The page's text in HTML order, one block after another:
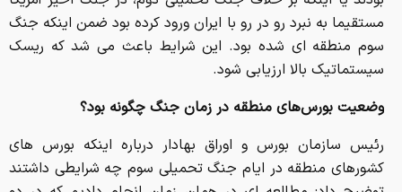
مستقیما به نبرد رو در رو با ایران ورود کرده بود ضمن اینکه جنگ
سوم منطقه ای شده بود. این شرایط باعث می شد که ریسک
سیستماتیک بالا ارزیابی شود.
وضعیت بورس‌های منطقه در زمان جنگ چگونه بود؟
رئیس سازمان بورس و اوراق بهادار درباره اینکه بورس های
کشورهای منطقه در ایام جنگ تحمیلی سوم چه شرایطی داشتند